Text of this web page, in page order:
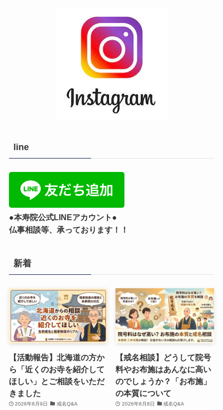
line
●本寿院公式LINEアカウント●
仏事相談等、承っております！！
新着
【活動報告】北海道の方か
ら「近くのお寺を紹介して
ほしい」とご相談をいただ
きました
2026年8月9日 戒名Q&A
【戒名相談】どうして院号
料やお布施はあんなに高い
のでしょうか？「お布施」
の本質について
2026年8月8日 戒名Q&A